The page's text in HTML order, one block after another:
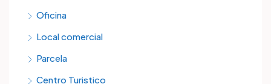
Oficina
Local comercial
Parcela
Centro Turistico